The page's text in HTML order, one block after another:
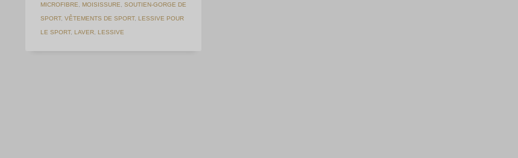
MICROFIBRE MOISISSURE SOUTIEN-GORGE DE
SPORT, VÊTEMENTS DE SPORT, LESSIVE POUR
LE SPORT, LAVER LESSIVE